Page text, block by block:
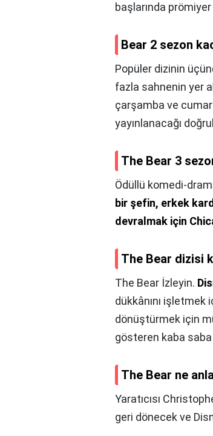
başlarında
Bear 2 sezon
Popüler dizinin
fazla sahnenin yer
çarşamba ve
yayınlanacağı
The Bear 3
Ödüllü komedi-
bir şefin, erkek
devralmak için
The Bear dizisi
The Bear İzleyin.
dükkânını işletmek
dönüştürmek için
gösteren kaba saba
The Bear ne
Yaratıcısı
geri dönecek ve